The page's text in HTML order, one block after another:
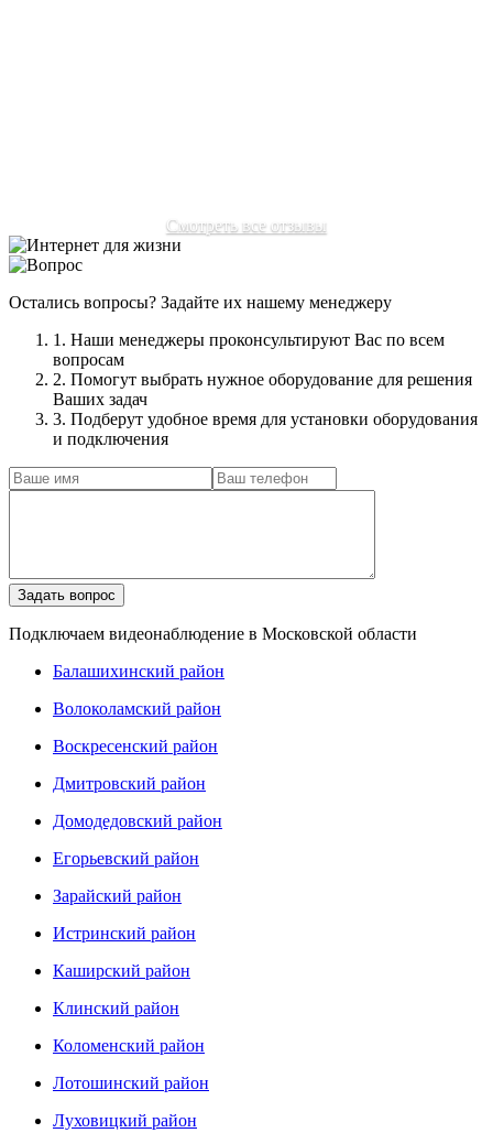
Смотреть все отзывы
Остались вопросы? Задайте их нашему менеджеру
1. Наши менеджеры проконсультируют Вас по всем
вопросам
2. Помогут выбрать нужное оборудование для решения
Ваших задач
3. Подберут удобное время для установки оборудования
и подключения
Подключаем видеонаблюдение в Московской области
Балашихинский район
Волоколамский район
Воскресенский район
Дмитровский район
Домодедовский район
Егорьевский район
Зарайский район
Истринский район
Каширский район
Клинский район
Коломенский район
Лотошинский район
Луховицкий район